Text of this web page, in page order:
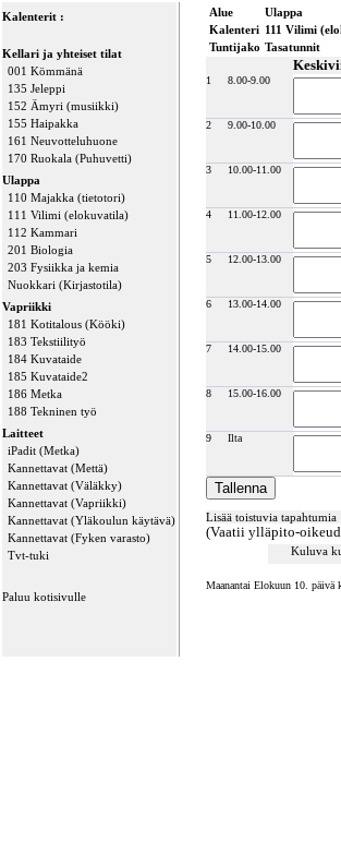
Kalenterit :
Kellari ja yhteiset tilat
001 Kömmänä
135 Jeleppi
152 Ämyri (musiikki)
155 Haipakka
161 Neuvotteluhuone
170 Ruokala (Puhuvetti)
Ulappa
110 Majakka (tietotori)
111 Vilimi (elokuvatila)
112 Kammari
201 Biologia
203 Fysiikka ja kemia
Nuokkari (Kirjastotila)
Vapriikki
181 Kotitalous (Kööki)
183 Tekstiilityö
184 Kuvataide
185 Kuvataide2
186 Metka
188 Tekninen työ
Laitteet
iPadit (Metka)
Kannettavat (Mettä)
Kannettavat (Väläkky)
Kannettavat (Vapriikki)
Kannettavat (Yläkoulun käytävä)
Kannettavat (Fyken varasto)
Tvt-tuki
Paluu kotisivulle
Alue
Ulappa
Kalenteri 111 Vilimi
Tuntijako Tasatunnit
1 8.00-9.00
2 9.00-10.00
3 10.00-11.00
4 11.00-12.00
5 12.00-13.00
6 13.00-14.00
7 14.00-15.00
8 15.00-16.00
9 Ilta
Lisää toistuvia tapahtumia
(Vaatii ylläpito-
Kuluva
Maanantai Elokuun 10.